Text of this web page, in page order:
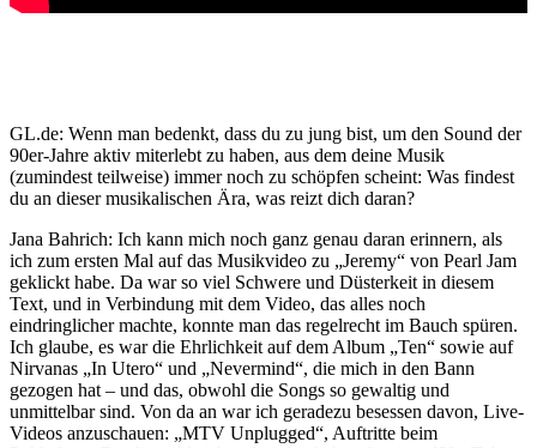
GL.de: Wenn man bedenkt, dass du zu jung bist, um den Sound der
90er-Jahre aktiv miterlebt zu haben, aus dem deine Musik
(zumindest teilweise) immer noch zu schöpfen scheint: Was findest
du an dieser musikalischen Ära, was reizt dich daran?
Jana Bahrich: Ich kann mich noch ganz genau daran erinnern, als
ich zum ersten Mal auf das Musikvideo zu „Jeremy“ von Pearl Jam
geklickt habe. Da war so viel Schwere und Düsterkeit in diesem
Text, und in Verbindung mit dem Video, das alles noch
eindringlicher machte, konnte man das regelrecht im Bauch spüren.
Ich glaube, es war die Ehrlichkeit auf dem Album „Ten“ sowie auf
Nirvanas „In Utero“ und „Nevermind“, die mich in den Bann
gezogen hat – und das, obwohl die Songs so gewaltig und
unmittelbar sind. Von da an war ich geradezu besessen davon, Live-
Videos anzuschauen: „MTV Unplugged“, Auftritte beim